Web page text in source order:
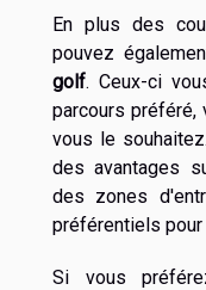
En plus des
pouvez
golf. Ceux-ci
parcours préféré,
vous le
des avantages
des zones
préférentiels
Si vous